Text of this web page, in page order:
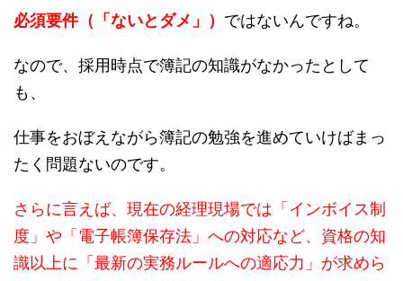
必須要件（「ないとダメ」） ではないんですね。
なので、採用時点で簿記の知識がなかったとして
も、
仕事をおぼえながら簿記の勉強を進めていけばまっ
たく問題ないのです。
さらに言えば、現在の経理現場では「インボイス制
度」や「電子帳簿保存法」への対応など、資格の知
識以上に「最新の実務ルールへの適応力」が求めら